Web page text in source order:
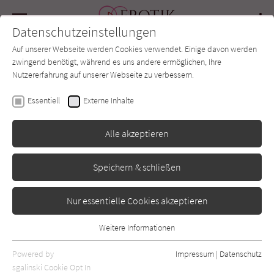
SUCHE Forum Charts Newsletter
Vi Keeland
Mr. Next Door
Goldmann Erschienen: Juli 2024 0
Datenschutzeinstellungen
Auf unserer Webseite werden Cookies verwendet. Einige davon werden
zwingend benötigt, während es uns andere ermöglichen, Ihre
Nutzererfahrung auf unserer Webseite zu verbessern.
Essentiell Externe Inhalte
Alle akzeptieren
Speichern & schließen
Nur essentielle Cookies akzeptieren
Essentielle Cookies werden für grundlegende Funktionen der
Webseite benötigt. Dadurch ist gewährleistet, dass die Webseite
Weitere Informationen
Powered by
sgalinski Cookie Opt In
Impressum | Datenschutz